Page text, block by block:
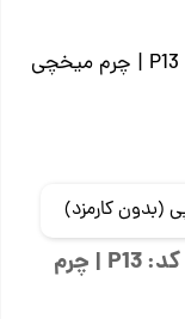
کتانی اسپرت راحتی چرم طبیعی مردانه کد: P13 | چرم